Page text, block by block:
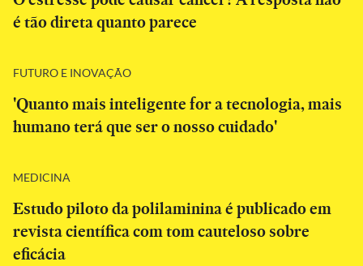
é tão direta quanto parece
FUTURO E INOVAÇÃO
'Quanto mais inteligente for a tecnologia, mais
humano terá que ser o nosso cuidado'
MEDICINA
Estudo piloto da polilaminina é publicado em
revista científica com tom cauteloso sobre
eficácia